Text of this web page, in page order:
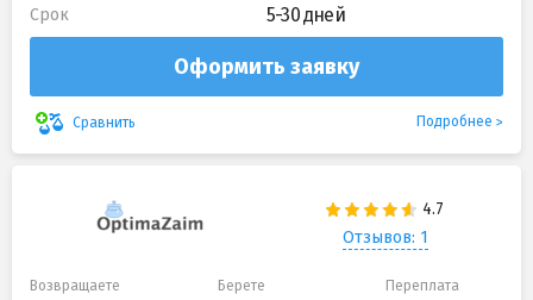
Срок 5-30 дней
Оформить заявку
Сравнить Подробнее
Отзывов: 1
Возвращаете Берете Переплата